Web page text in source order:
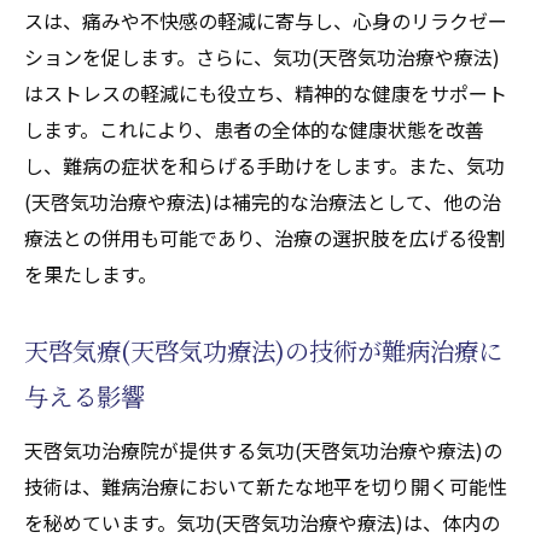
難病治療における天啓気療(天啓気功療法)の
ユニークなアプローチ
天啓気療(天啓気功療法)が描く未来の医学の
ビジョン
医学と気功天啓気療(天啓気功療法)の融合に
よる難病治療の可能性
現代医学が抱える問題を補完する気功天啓
気療(天啓気功療法)
気功療法)のシナジー
自然治癒力を引き出す天啓気療(天啓気功療法)
の革新性
自然治癒力を高めるための天啓気療(天啓気
功療法)の方法
スは、痛みや不快感の軽減に寄与し、心身のリラクゼー
ションを促します。さらに、気功(天啓気功治療や療法)
はストレスの軽減にも役立ち、精神的な健康をサポート
します。これにより、患者の全体的な健康状態を改善
し、難病の症状を和らげる手助けをします。また、気功
(天啓気功治療や療法)は補完的な治療法として、他の治
療法との併用も可能であり、治療の選択肢を広げる役割
を果たします。
天啓気療(天啓気功療法)の技術が難病治療に
与える影響
天啓気功治療院が提供する気功(天啓気功治療や療法)の
技術は、難病治療において新たな地平を切り開く可能性
を秘めています。気功(天啓気功治療や療法)は、体内の